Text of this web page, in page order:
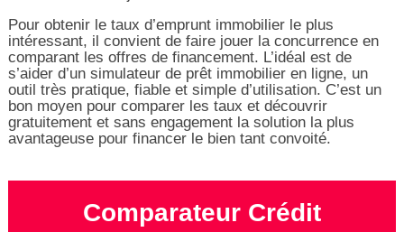
Pour obtenir le taux d’emprunt immobilier le plus
intéressant, il convient de faire jouer la concurrence en
comparant les offres de financement. L’idéal est de
s’aider d’un simulateur de prêt immobilier en ligne, un
outil très pratique, fiable et simple d’utilisation. C’est un
bon moyen pour comparer les taux et découvrir
gratuitement et sans engagement la solution la plus
avantageuse pour financer le bien tant convoité.
Comparateur Crédit